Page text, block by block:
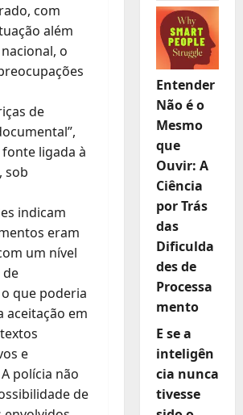
com
além
o
de
ligada à
sob
indicam
eram
um nível
de
que poderia
aceitação em
e
polícia não
de
Entender
Não é o
Mesmo
que
Ouvir: A
Ciência
por Trás
das
Dificulda
des de
Processa
mento
E se a
inteligên
cia nunca
tivesse